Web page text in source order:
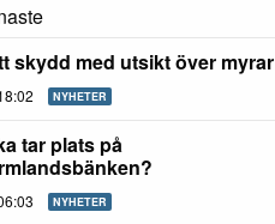
skydd med utsikt över myrar
NYHETER
tar plats på
NYHETER